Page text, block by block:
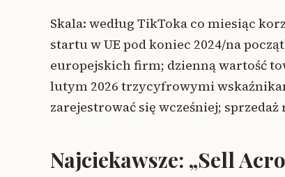
Skala: według TikToka co miesiąc
startu w UE pod koniec 2024/na
europejskich firm; dzienną wartość
lutym 2026 trzycyfrowymi
zarejestrować się wcześniej; sprzedaż
Najciekawsze: „Sell